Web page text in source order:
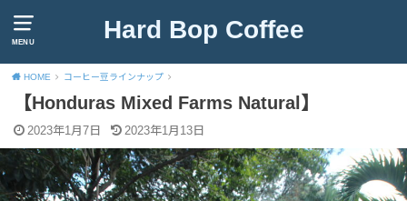
MENU Hard Bop Coffee
HOME コーヒー豆ラインナップ
【Honduras Mixed Farms Natural】
2023年1月7日 2023年1月13日